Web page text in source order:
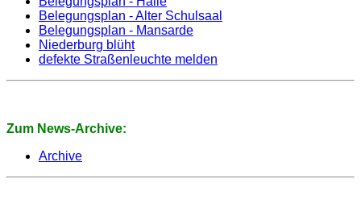
Belegungsplan - Alter Schulsaal
Belegungsplan - Mansarde
Niederburg blüht
defekte Straßenleuchte melden
Zum News-Archive:
Archive